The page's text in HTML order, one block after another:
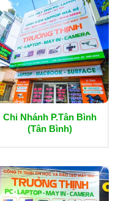
Chi Nhánh P.Tân Bình
(Tân Bình)